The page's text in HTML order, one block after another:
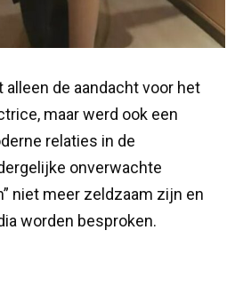
alleen de aandacht voor het
maar werd ook een
relaties in de
onverwachte
niet meer zeldzaam zijn en
worden besproken.